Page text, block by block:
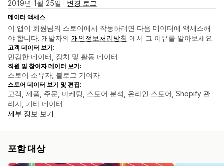
2019년 1월 25일 · 변경 로그
데이터 액세스
이 앱이 회원님의 스토어에서 작동하려면 다음 데이터에 액세스해
야 합니다. 개발자의 개인정보처리방침 에서 그 이유를 알아보세요.
고객 데이터 보기:
민감한 데이터, 장치 및 활동 데이터
직원 및 참여자 데이터 보기:
스토어 소유자, 블로그 기여자
스토어 데이터 보기 및 편집:
고객, 제품, 주문, 마케팅, 스토어 분석, 온라인 스토어, Shopify 관
리자, 기타 데이터
세부 정보 보기
포함 대상